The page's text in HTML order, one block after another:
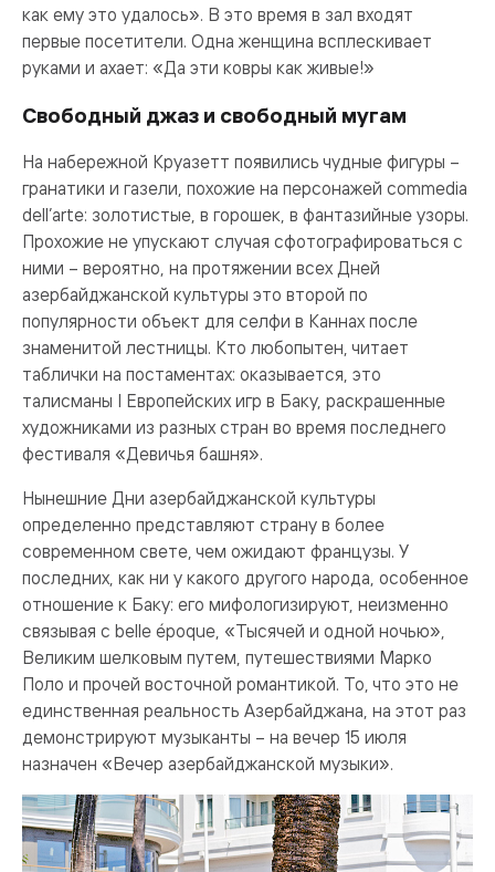
как ему это удалось». В это время в зал входят
первые посетители. Одна женщина всплескивает
руками и ахает: «Да эти ковры как живые!»
Свободный джаз и свободный мугам
На набережной Круазетт появились чудные фигуры –
гранатики и газели, похожие на персонажей commedia
dell’arte: золотистые, в горошек, в фантазийные узоры.
Прохожие не упускают случая сфотографироваться с
ними – вероятно, на протяжении всех Дней
азербайджанской культуры это второй по
популярности объект для селфи в Каннах после
знаменитой лестницы. Кто любопытен, читает
таблички на постаментах: оказывается, это
талисманы I Европейских игр в Баку, раскрашенные
художниками из разных стран во время последнего
фестиваля «Девичья башня».
Нынешние Дни азербайджанской культуры
определенно представляют страну в более
современном свете, чем ожидают французы. У
последних, как ни у какого другого народа, особенное
отношение к Баку: его мифологизируют, неизменно
связывая с belle époque, «Тысячей и одной ночью»,
Великим шелковым путем, путешествиями Марко
Поло и прочей восточной романтикой. То, что это не
единственная реальность Азербайджана, на этот раз
демонстрируют музыканты – на вечер 15 июля
назначен «Вечер азербайджанской музыки».